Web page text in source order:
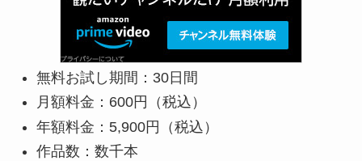
無料お試し期間：30日間
月額料金：600円（税込）
年額料金：5,900円（税込）
作品数：数千本